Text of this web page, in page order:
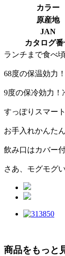
カラー
原産地
JAN
カタログ
ランチまで食べ
68度の保温効力
9度の保冷効力！
すっぽりスマー
お手入れかんた
飲み口はカバー
さあ、モグモグ
商品をもっと